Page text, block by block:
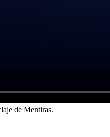
de Mentiras.